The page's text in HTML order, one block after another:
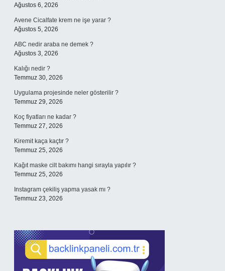
Ağustos 6, 2026
Avene Cicalfate krem ne işe yarar ?
Ağustos 5, 2026
ABC nedir araba ne demek ?
Ağustos 3, 2026
Kalığı nedir ?
Temmuz 30, 2026
Uygulama projesinde neler gösterilir ?
Temmuz 29, 2026
Koç fiyatları ne kadar ?
Temmuz 27, 2026
Kiremit kaça kaçtır ?
Temmuz 25, 2026
Kağıt maske cilt bakımı hangi sırayla yapılır ?
Temmuz 25, 2026
Instagram çekiliş yapma yasak mı ?
Temmuz 23, 2026